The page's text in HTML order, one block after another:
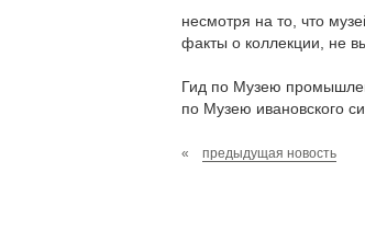
несмотря на то, что
факты о коллекции, не
Гид по Музею
по Музею ивановского
« предыдущая новость